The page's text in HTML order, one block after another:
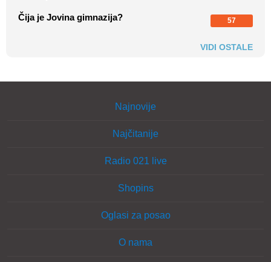
Čija je Jovina gimnazija? 57
VIDI OSTALE
Najnovije
Najčitanije
Radio 021 live
Shopins
Oglasi za posao
O nama